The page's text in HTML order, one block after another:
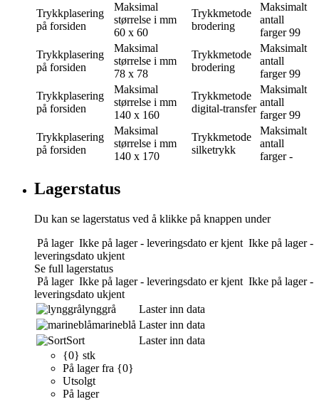
Trykkplasering
på forsiden
Maksimal
størrelse i mm
60 x 60
Trykkmetode
brodering
Maksimalt
antall
farger 99
Trykkplasering
på forsiden
Maksimal
størrelse i mm
78 x 78
Trykkmetode
brodering
Maksimalt
antall
farger 99
Trykkplasering
på forsiden
Maksimal
størrelse i mm
140 x 160
Trykkmetode
digital-transfer
Maksimalt
antall
farger 99
Trykkplasering
på forsiden
Maksimal
størrelse i mm
140 x 170
Trykkmetode
silketrykk
Maksimalt
antall
farger -
Lagerstatus
Du kan se lagerstatus ved å klikke på knappen under
På lager Ikke på lager - leveringsdato er kjent Ikke på lager -
leveringsdato ukjent
Se full lagerstatus
På lager Ikke på lager - leveringsdato er kjent Ikke på lager -
leveringsdato ukjent
lynggrå
Laster inn data
marineblå Laster inn data
Sort
Laster inn data
{0} stk
På lager fra {0}
Utsolgt
På lager